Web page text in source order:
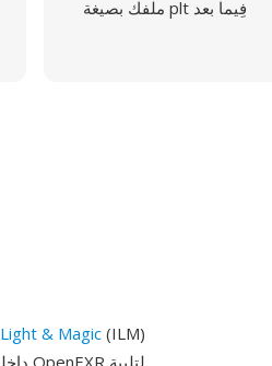
ملفك بصيغة plt فِيما بعد
& Magic(ILM)